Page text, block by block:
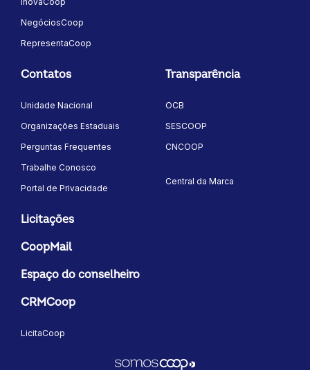
NegóciosCoop
RepresentaCoop
Contatos
Unidade Nacional
Organizações Estaduais
Perguntas Frequentes
Trabalhe Conosco
Portal de Privacidade
Transparência
OCB
SESCOOP
CNCOOP
Central da Marca
Licitações
CoopMail
Espaço do conselheiro
CRMCoop
LicitaCoop